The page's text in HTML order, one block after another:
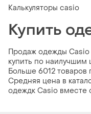
Калькуляторы casio
Купить
Продаж одежды
купить по
Больше 6012
Средняя цена в
одеждк Casio вместе